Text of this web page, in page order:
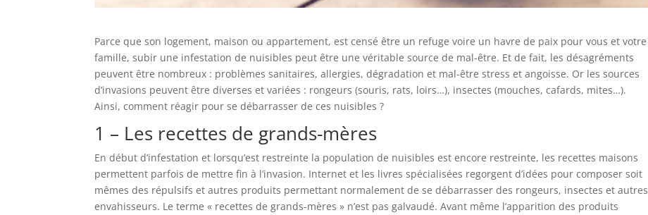
Parce que son logement, maison ou appartement, est censé être un refuge voire un havre de paix pour vous et votre
famille, subir une infestation de nuisibles peut être une véritable source de mal-être. Et de fait, les désagréments
peuvent être nombreux : problèmes sanitaires, allergies, dégradation et mal-être stress et angoisse. Or les sources
d’invasions peuvent être diverses et variées : rongeurs (souris, rats, loirs…), insectes (mouches, cafards, mites…).
Ainsi, comment réagir pour se débarrasser de ces nuisibles ?
1 – Les recettes de grands-mères
En début d’infestation et lorsqu’est restreinte la population de nuisibles est encore restreinte, les recettes maisons
permettent parfois de mettre fin à l’invasion. Internet et les livres spécialisées regorgent d’idées pour composer soit
mêmes des répulsifs et autres produits permettant normalement de se débarrasser des rongeurs, insectes et autres
envahisseurs. Le terme « recettes de grands-mères » n’est pas galvaudé. Avant même l’apparition des produits